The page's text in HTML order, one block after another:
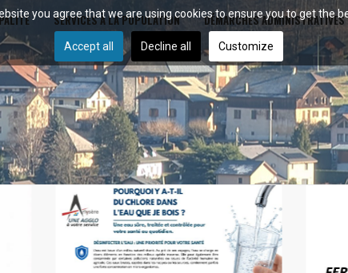
SERVICES À LA POPULATION DÉMARCHES ADMINISTRATIVES
you agree that we are using cookies to ensure you to get the
Accept all Decline all Customize